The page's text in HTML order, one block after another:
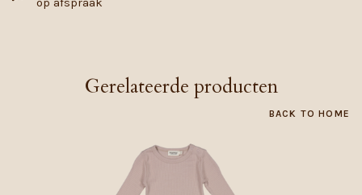
Gerelateerde producten
BACK TO HOME